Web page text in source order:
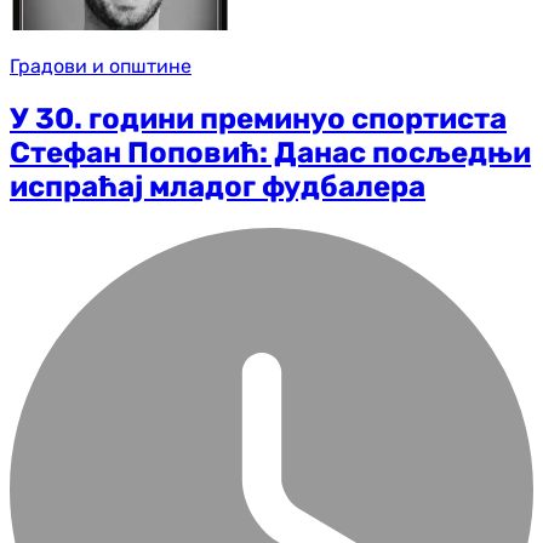
Градови и општине
У 30. години преминуо спортиста
Стефан Поповић: Данас посљедњи
испраћај младог фудбалера